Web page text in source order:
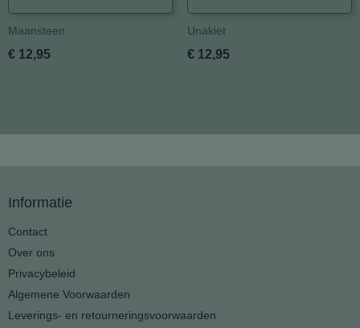
Maansteen
€ 12,95
Unakiet
€ 12,95
Informatie
Contact
Over ons
Privacybeleid
Algemene Voorwaarden
Leverings- en retourneringsvoorwaarden